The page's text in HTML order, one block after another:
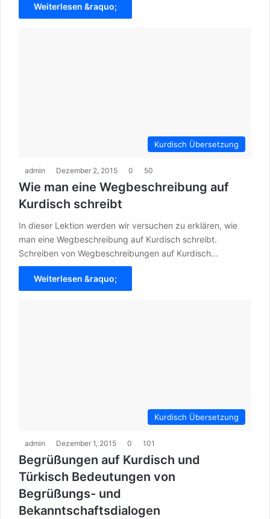
Weiterlesen &raquo;
Kurdisch Übersetzung
admin Dezember 2, 2015 0 50
Wie man eine Wegbeschreibung auf
Kurdisch schreibt
In dieser Lektion werden wir versuchen zu erklären, wie
man eine Wegbeschreibung auf Kurdisch schreibt.
Schreiben von Wegbeschreibungen auf Kurdisch…
Weiterlesen &raquo;
Kurdisch Übersetzung
admin Dezember 1, 2015 0 101
Begrüßungen auf Kurdisch und
Türkisch Bedeutungen von
Begrüßungs- und
Bekanntschaftsdialogen